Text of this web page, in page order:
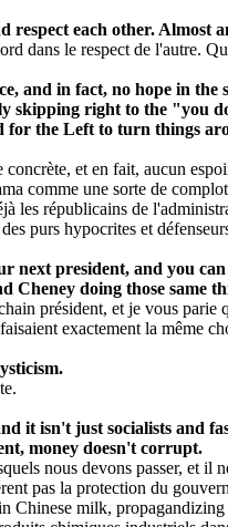
respect each other.
dans le respect de l'autre.
and in fact, no hope in
skipping right to the "you
the Left to turn things
et en fait, aucun
comme une sorte de
les républicains de
purs hypocrites et
president, and you can
Cheney doing those same
président, et je vous parie
exactement la même
it isn't just socialists and
money doesn't corrupt.
nous devons passer, et
pas la protection du
Chinese milk,